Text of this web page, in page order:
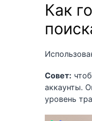
Как
Совет:
аккаунты.
уровень